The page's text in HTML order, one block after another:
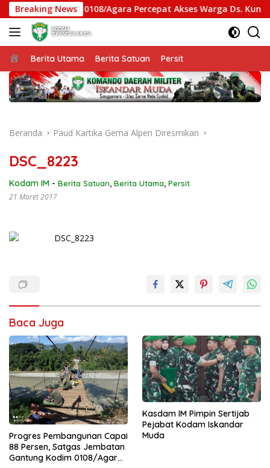
Langsung
ke
konten
Breaking News
Kodim 0108/Agara Percepat Akses Warga Ds. Kuning
Beranda
Berita Utama Berita Satuan Persit
Beranda Paud Kartika Gema Alpen Diresmikan
DSC_8223
Kodam IM - Berita Satuan, Berita Utama, Persit
21 Maret 2017
Baca Juga
Progres Pembangunan Capai
88 Persen, Satgas Jembatan
Gantung Kodim 0108/Agara
Kasdam IM Pimpin Sertijab
Pejabat Kodam Iskandar
Muda